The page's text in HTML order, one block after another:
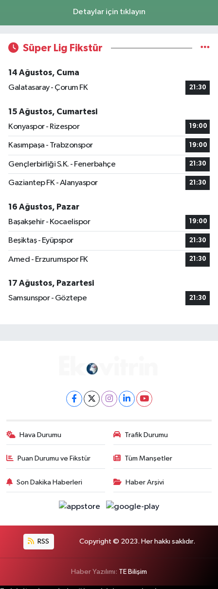
Detaylar için tıklayın
Süper Lig Fikstür
14 Ağustos, Cuma
Galatasaray - Çorum FK
21:30
15 Ağustos, Cumartesi
Konyaspor - Rizespor
19:00
Kasımpaşa - Trabzonspor 19:00
Gençlerbirliği S.K. - Fenerbahçe 21:30
Gaziantep FK - Alanyaspor 21:30
16 Ağustos, Pazar
Başakşehir - Kocaelispor
19:00
Beşiktaş - Eyüpspor 21:30
Amed - Erzurumspor FK 21:30
17 Ağustos, Pazartesi
Samsunspor - Göztepe
21:30
Hava Durumu Trafik Durumu
Puan Durumu ve Fikstür Tüm Manşetler
Son Dakika Haberleri Haber Arşivi
RSS Copyright © 2023. Her hakkı saklıdır.
Haber Yazılımı: TE Bilişim